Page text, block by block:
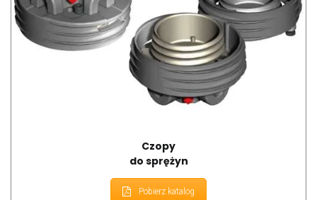
Czopy
do sprężyn
Pobierz katalog